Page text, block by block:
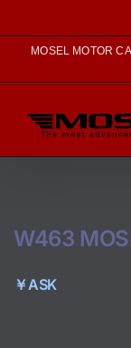
content
MOSEL MOTOR
W463
￥ASK